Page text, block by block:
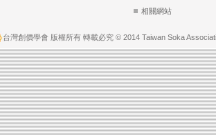
相關網站
台灣創價學會 版權所有 轉載必究 © 2014 Taiwan Soka